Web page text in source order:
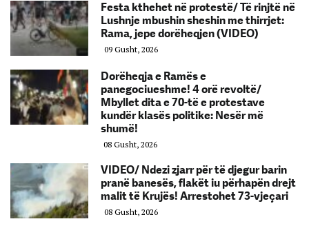
Festa kthehet në protestë/ Të rinjtë në
Lushnje mbushin sheshin me thirrjet:
Rama, jepe dorëheqjen (VIDEO)
09 Gusht, 2026
Dorëheqja e Ramës e
panegociueshme! 4 orë revoltë/
Mbyllet dita e 70-të e protestave
kundër klasës politike: Nesër më
shumë!
08 Gusht, 2026
VIDEO/ Ndezi zjarr për të djegur barin
pranë banesës, flakët iu përhapën drejt
malit të Krujës! Arrestohet 73-vjeçari
08 Gusht, 2026